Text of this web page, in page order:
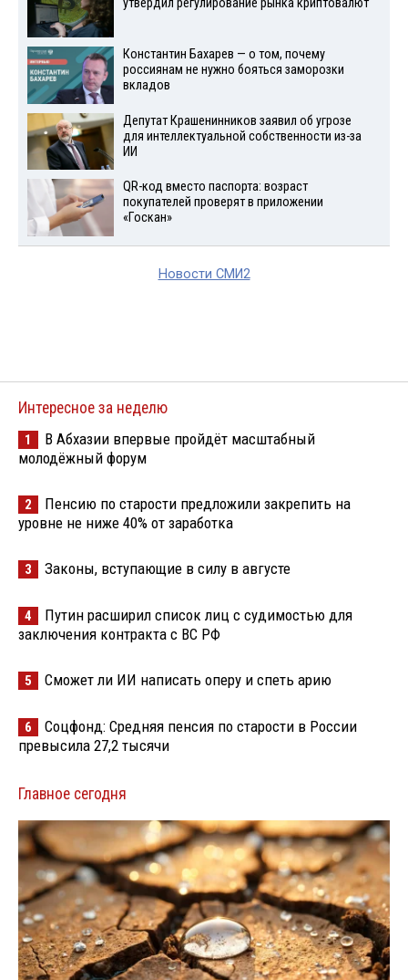
утвердил регулирование рынка криптовалют
Константин Бахарев — о том, почему
россиянам не нужно бояться заморозки
вкладов
Депутат Крашенинников заявил об угрозе
для интеллектуальной собственности из-за
ИИ
QR-код вместо паспорта: возраст
покупателей проверят в приложении
«Госкан»
Новости СМИ2
Интересное за неделю
1
В Абхазии впервые пройдёт масштабный
молодёжный форум
2
Пенсию по старости предложили закрепить на
уровне не ниже 40% от заработка
3 Законы, вступающие в силу в августе
4
Путин расширил список лиц с судимостью для
заключения контракта с ВС РФ
5 Сможет ли ИИ написать оперу и спеть арию
6
Соцфонд: Средняя пенсия по старости в России
превысила 27,2 тысячи
Главное сегодня